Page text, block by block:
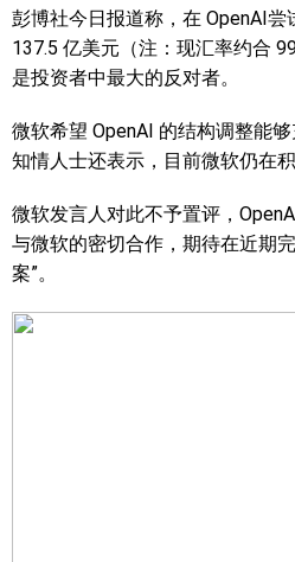
彭博社今日报道称，在 OpenAI
137.5 亿美元（注：现汇率约合
是投资者中最大的反对者。
微软希望 OpenAI 的结构调整能
知情人士还表示，目前微软仍在
微软发言人对此不予置评，
与微软的密切合作，期待在近期
案”。